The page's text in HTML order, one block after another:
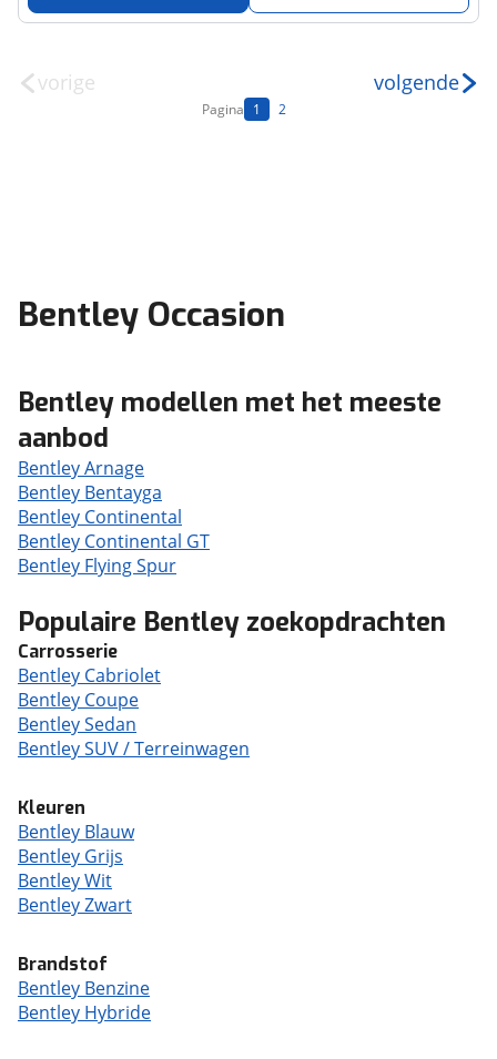
vorige
Pagina 1 2
volgende
Bentley Occasion
Bentley modellen met het meeste
aanbod
Bentley Arnage
Bentley Bentayga
Bentley Continental
Bentley Continental GT
Bentley Flying Spur
Populaire Bentley zoekopdrachten
Carrosserie
Bentley Cabriolet
Bentley Coupe
Bentley Sedan
Bentley SUV / Terreinwagen
Kleuren
Bentley Blauw
Bentley Grijs
Bentley Wit
Bentley Zwart
Brandstof
Bentley Benzine
Bentley Hybride